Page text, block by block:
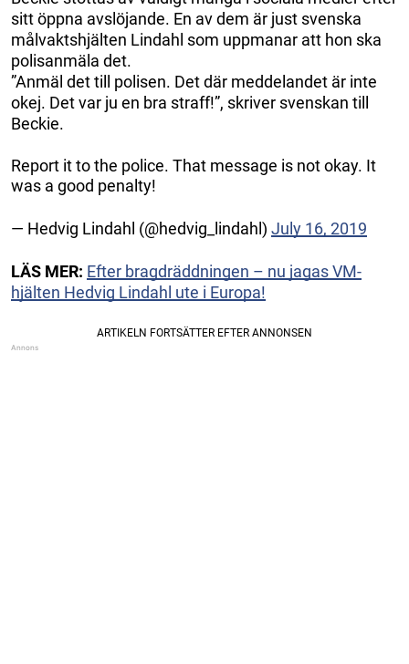
sitt öppna avslöjande. En av dem är just svenska
målvaktshjälten Lindahl som uppmanar att hon ska
polisanmäla det.
”Anmäl det till polisen. Det där meddelandet är inte
okej. Det var ju en bra straff!”, skriver svenskan till
Beckie.
Report it to the police. That message is not okay. It
was a good penalty!
— Hedvig Lindahl (@hedvig_lindahl) July 16, 2019
LÄS MER: Efter bragdräddningen – nu jagas VM-
hjälten Hedvig Lindahl ute i Europa!